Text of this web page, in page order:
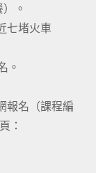
。
七堵火車
。
報名（課程編
：